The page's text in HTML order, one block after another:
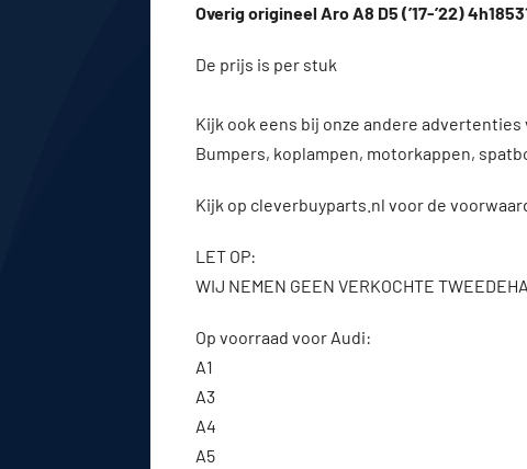
Overig origineel Aro A8 D5 (’17-’22)
De prijs is per stuk
Kijk ook eens bij onze andere
Bumpers, koplampen, motorkappen,
Kijk op cleverbuyparts.nl voor de
LET OP:
WIJ NEMEN GEEN VERKOCHTE
Op voorraad voor Audi:
A1
A3
A4
A5